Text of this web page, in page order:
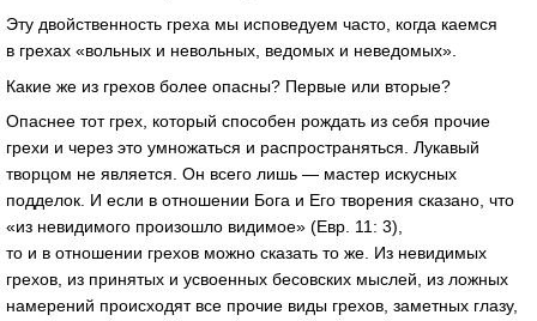
Эту двойственность греха мы исповедуем часто, когда каемся
в грехах «вольных и невольных, ведомых и неведомых».
Какие же из грехов более опасны? Первые или вторые?
Опаснее тот грех, который способен рождать из себя прочие
грехи и через это умножаться и распространяться. Лукавый
творцом не является. Он всего лишь — мастер искусных
подделок. И если в отношении Бога и Его творения сказано, что
«из невидимого произошло видимое» (Евр. 11: 3),
то и в отношении грехов можно сказать то же. Из невидимых
грехов, из принятых и усвоенных бесовских мыслей, из ложных
намерений происходят все прочие виды грехов, заметных глазу,